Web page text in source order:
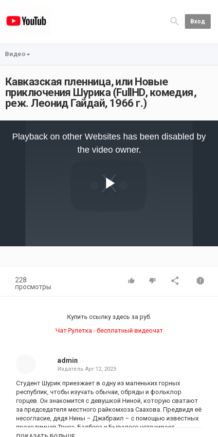
Вход
Видео
Кавказская пленница, или Новые
приключения Шурика (FullHD, комедия,
реж. Леонид Гайдай, 1966 г.)
Video
Playback on other Websites has been disabled by
the video owner.
228
просмотры
Купить ссылку здесь за руб.
Чат Рулетка - бесплатный видеочат
admin
Издатель Apr 12, 2023
Студент Шурик приезжает в одну из маленьких горных
республик, чтобы изучать обычаи, обряды и фольклор
горцев. Он знакомится с девушкой Ниной, которую сватают
за председателя местного райкомхоза Саахова. Предвидя её
несогласие, дядя Нины – Джабраил – с помощью известных
проходимцев Труса, Балбеса и Бывалого устраивает